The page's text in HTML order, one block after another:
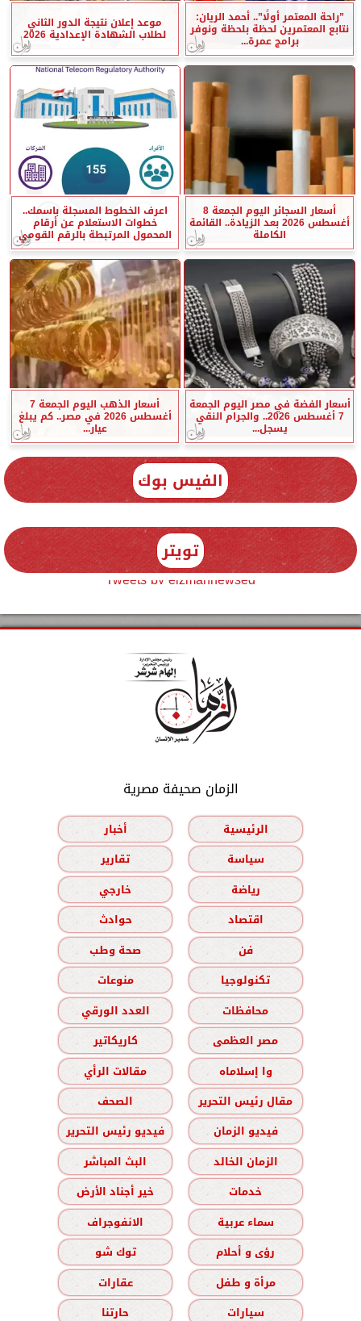
”راحة المعتمر أولًا”.. أحمد الريان:
نتابع المعتمرين لحظة بلحظة ونوفر
برامج عمرة...
موعد إعلان نتيجة الدور الثاني
لطلاب الشهادة الإعدادية 2026
أسعار السجائر اليوم الجمعة 8
أغسطس 2026 بعد الزيادة.. القائمة
الكاملة
اعرف الخطوط المسجلة باسمك..
خطوات الاستعلام عن أرقام
المحمول المرتبطة بالرقم القومي
أسعار الفضة في مصر اليوم الجمعة
7 أغسطس 2026.. والجرام النقي
يسجل...
أسعار الذهب اليوم الجمعة 7
أغسطس 2026 في مصر.. كم يبلغ
عيار...
الفيس بوك
تويتر
Tweets by elzmannewseg
الزمان صحيفة مصرية
الرئيسية
أخبار
سياسة
تقارير
رياضة
خارجي
اقتصاد
حوادث
فن
صحة وطب
تكنولوجيا
منوعات
محافظات
العدد الورقي
مصر العظمى
كاريكاتير
وا إسلاماه
مقالات الرأي
مقال رئيس التحرير
الصحف
فيديو الزمان
فيديو رئيس التحرير
الزمان الخالد
البث المباشر
خدمات
خير أجناد الأرض
سماء عربية
الانفوجراف
رؤى و أحلام
توك شو
مرأة و طفل
عقارات
سيارات
حارتنا